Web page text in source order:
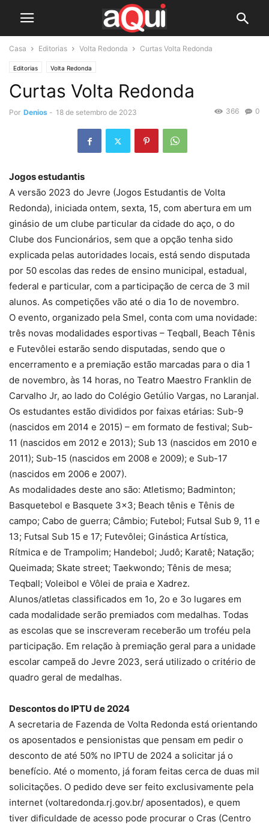
Casa Editorias Volta Redonda Curtas Volta Redonda
Editorias Volta Redonda
Curtas Volta Redonda
Por Denios - 18 de setembro de 2023 0
366
Jogos estudantis
A versão 2023 do Jevre (Jogos Estudantis de Volta
Redonda), iniciada ontem, sexta, 15, com abertura em um
ginásio de um clube particular da cidade do aço, o do
Clube dos Funcionários, sem que a opção tenha sido
explicada pelas autoridades locais, está sendo disputada
por 50 escolas das redes de ensino municipal, estadual,
federal e particular, com a participação de cerca de 3 mil
alunos. As competições vão até o dia 1o de novembro.
O evento, organizado pela Smel, conta com uma novidade:
três novas modalidades esportivas – Teqball, Beach Tênis
e Futevôlei estarão sendo disputadas, sendo que o
encerramento e a premiação estão marcadas para o dia 1
de novembro, às 14 horas, no Teatro Maestro Franklin de
Carvalho Jr, ao lado do Colégio Getúlio Vargas, no Laranjal.
Os estudantes estão divididos por faixas etárias: Sub-9
(nascidos em 2014 e 2015) – em formato de festival; Sub-
11 (nascidos em 2012 e 2013); Sub 13 (nascidos em 2010 e
2011); Sub-15 (nascidos em 2008 e 2009); e Sub-17
(nascidos em 2006 e 2007).
As modalidades deste ano são: Atletismo; Badminton;
Basquetebol e Basquete 3×3; Beach tênis e Tênis de
campo; Cabo de guerra; Câmbio; Futebol; Futsal Sub 9, 11 e
13; Futsal Sub 15 e 17; Futevôlei; Ginástica Artística,
Rítmica e de Trampolim; Handebol; Judô; Karatê; Natação;
Queimada; Skate street; Taekwondo; Tênis de mesa;
Teqball; Voleibol e Vôlei de praia e Xadrez.
Alunos/atletas classificados em 1o, 2o e 3o lugares em
cada modalidade serão premiados com medalhas. Todas
as escolas que se inscreveram receberão um troféu pela
participação. Em relação à premiação geral para a unidade
escolar campeã do Jevre 2023, será utilizado o critério de
quadro geral de medalhas.
Descontos do IPTU de 2024
A secretaria de Fazenda de Volta Redonda está orientando
os aposentados e pensionistas que pensam em pedir o
desconto de até 50% no IPTU de 2024 a solicitar já o
benefício. Até o momento, já foram feitas cerca de duas mil
solicitações. O pedido deve ser feito exclusivamente pela
internet (voltaredonda.rj.gov.br/ aposentados), e quem
tiver dificuldade de acesso pode procurar o Cras (Centro